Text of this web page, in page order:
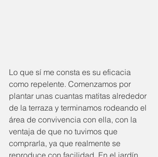
Lo que sí me consta es su eficacia
como repelente. Comenzamos por
plantar unas cuantas matitas alrededor
de la terraza y terminamos rodeando el
área de convivencia con ella, con la
ventaja de que no tuvimos que
comprarla, ya que realmente se